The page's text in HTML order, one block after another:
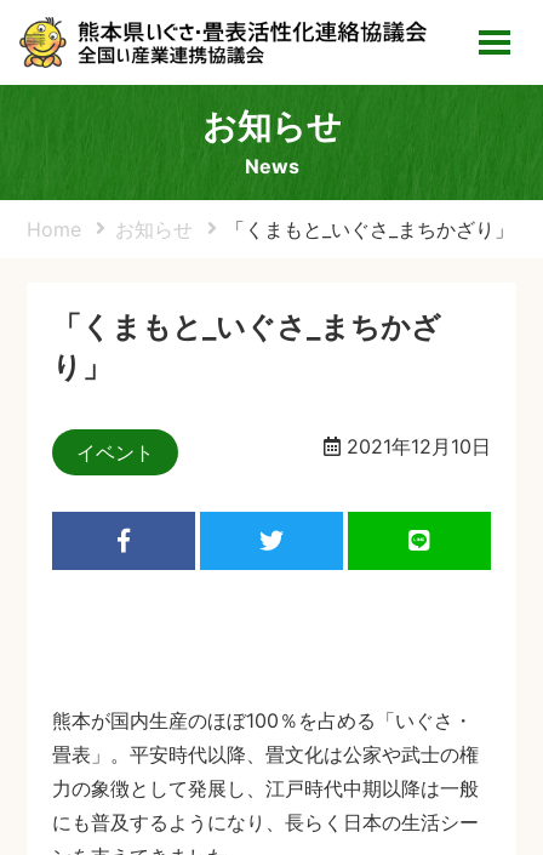
お知らせ
News
Home お知らせ 「くまもと_いぐさ_まちかざり」
「くまもと_いぐさ_まちかざ
り」
イベント 2021年12月10日
熊本が国内生産のほぼ100％を占める「いぐさ・
畳表」。平安時代以降、畳文化は公家や武士の権
力の象徴として発展し、江戸時代中期以降は一般
にも普及するようになり、長らく日本の生活シー